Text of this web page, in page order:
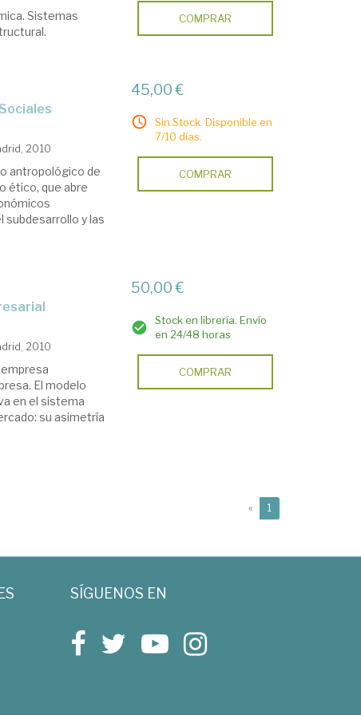
Sistemas
COMPRAR
2010
antropológico de
ético, que abre
subdesarrollo y las
45,00 €
Sin Stock. Disponible en
7/10 días.
COMPRAR
2010
El modelo
en el sistema
su asimetría
50,00 €
Stock en librería. Envío
en 24/48 horas
COMPRAR
« 1
SÍGUENOS EN